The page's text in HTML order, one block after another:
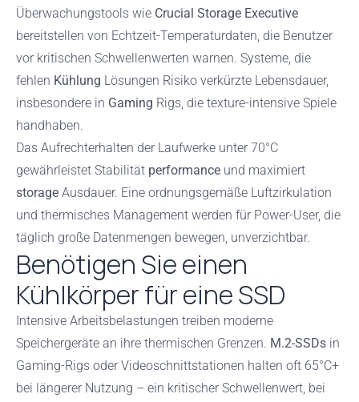
Überwachungstools wie Crucial Storage Executive
bereitstellen von Echtzeit-Temperaturdaten, die Benutzer
vor kritischen Schwellenwerten warnen. Systeme, die
fehlen Kühlung Lösungen Risiko verkürzte Lebensdauer,
insbesondere in Gaming Rigs, die texture-intensive Spiele
handhaben.
Das Aufrechterhalten der Laufwerke unter 70°C
gewährleistet Stabilität performance und maximiert
storage Ausdauer. Eine ordnungsgemäße Luftzirkulation
und thermisches Management werden für Power-User, die
täglich große Datenmengen bewegen, unverzichtbar.
Benötigen Sie einen
Kühlkörper für eine SSD
Intensive Arbeitsbelastungen treiben moderne
Speichergeräte an ihre thermischen Grenzen. M.2-SSDs in
Gaming-Rigs oder Videoschnittstationen halten oft 65°C+
bei längerer Nutzung – ein kritischer Schwellenwert, bei